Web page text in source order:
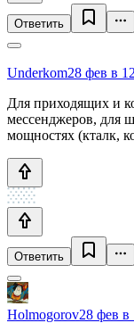
Ответить
Underkom28 фев в
Для приходящих и
мессенджеров, для
мощностях (кталк,
Ответить
Holmogorov28 фев в